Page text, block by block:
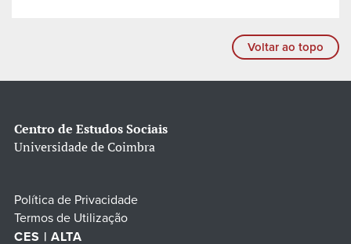
Voltar ao topo
Centro de Estudos Sociais
Universidade de Coimbra
Política de Privacidade
Termos de Utilização
CES | ALTA